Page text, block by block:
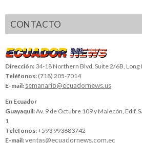
CONTACTO
Dirección: 34-18 Northern Blvd, Suite 2/6B, Long
Teléfonos: (718) 205-7014
E-mail: semanario@ecuadornews.us
En Ecuador
Guayaquil:Av. 9 de Octubre 109 y Malecón, Edif.
1
Teléfonos:+593 993683742
E-mail:ventas@ecuadornews.com.ec